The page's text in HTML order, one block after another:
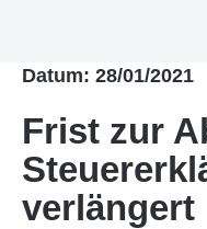
Datum: 28/01/2021
Frist zur
verlängert